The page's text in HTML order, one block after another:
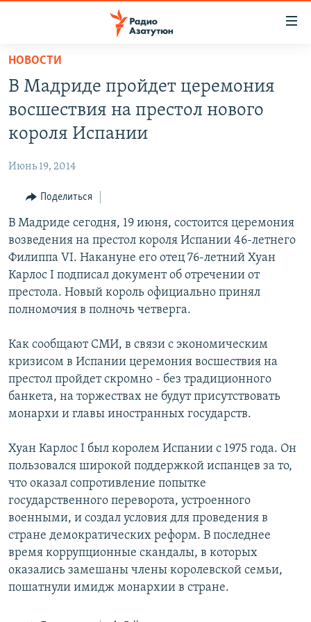
Перейти
основному
содержанию
основной
Перейти
поиску
НОВОСТИ
ПОЛИТИКА
ЭКОНОМИКА
РЕГИОН
НАГОРНЫЙ КАРАБАХ
КУЛЬТУРА
СПОРТ
АРХИВ
Հայերեն
English
Русский
Все сайты Радио Азатутюн
НОВОСТИ
В Мадриде пройдет церемония
восшествия на престол нового
короля Испании
Июнь 19, 2014
Поделиться
В Мадриде сегодня, 19 июня, состоится церемония
возведения на престол короля Испании 46-летнего
Филиппа VI. Накануне его отец 76-летний Хуан
Карлос I подписал документ об отречении от
престола. Новый король официально принял
полномочия в полночь четверга.
Как сообщают СМИ, в связи с экономическим
кризисом в Испании церемония восшествия на
престол пройдет скромно - без традиционного
банкета, на торжествах не будут присутствовать
монархи и главы иностранных государств.
Хуан Карлос I был королем Испании с 1975 года. Он
пользовался широкой поддержкой испанцев за то,
что оказал сопротивление попытке
государственного переворота, устроенного
военными, и создал условия для проведения в
стране демократических реформ. В последнее
время коррупционные скандалы, в которых
оказались замешаны члены королевской семьи,
пошатнули имидж монархии в стране.